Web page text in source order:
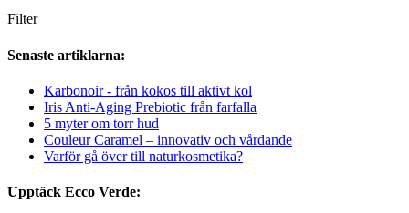
Filter
Senaste artiklarna:
Karbonoir - från kokos till aktivt kol
Iris Anti-Aging Prebiotic från farfalla
5 myter om torr hud
Couleur Caramel – innovativ och vårdande
Varför gå över till naturkosmetika?
Upptäck Ecco Verde: